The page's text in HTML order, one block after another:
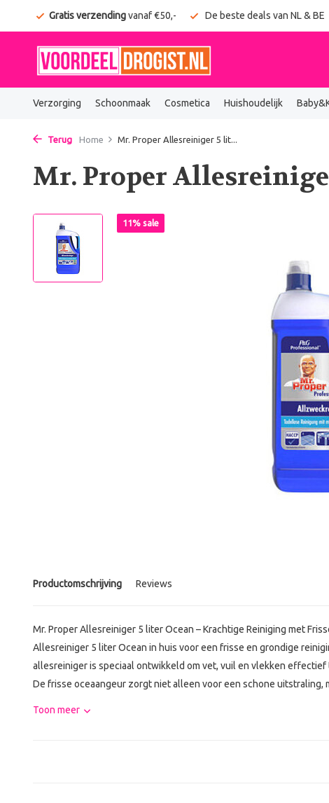
Gratis verzendingvanaf €50,- De beste deals van NL & BE
Verzorging Schoonmaak Cosmetica Huishoudelijk
Terug Home Mr. Proper Allesreiniger 5 lit...
Mr. Proper
11% sale
Productomschrijving Reviews
Mr. Proper Allesreiniger 5 liter Ocean – Krachtige Reiniging met
Allesreiniger 5 liter Ocean in huis voor een frisse en grondige
allesreiniger is speciaal ontwikkeld om vet, vuil en vlekken
De frisse oceaangeur zorgt niet alleen voor een schone uitstraling,
Toon meer